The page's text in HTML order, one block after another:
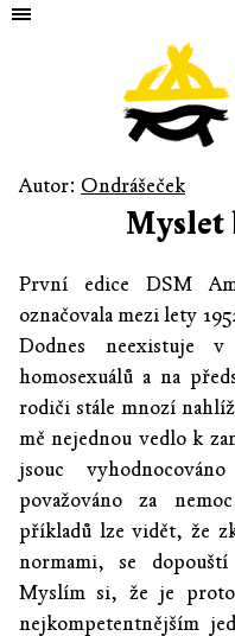
Autor: Ondrášeček
Myslet
První edice DSM
označovala mezi lety
Dodnes neexistuje
homosexuálů a na
rodiči stále mnozí
mě nejednou vedlo k
jsouc
považováno za
příkladů lze vidět, že
normami, se
Myslím si, že je
nejkompetentnějším